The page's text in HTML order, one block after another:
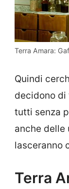
Terra Amara:
Quindi
decidono di
tutti senza
anche delle
lasceranno
Terra